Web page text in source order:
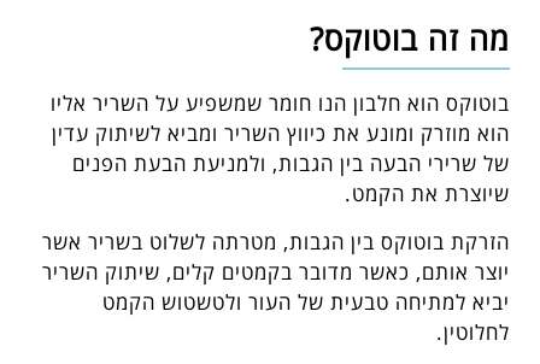
מה זה בוטוקס?
בוטוקס הוא חלבון הנו חומר שמשפיע על השריר אליו
הוא מוזרק ומונע את כיווץ השריר ומביא לשיתוק עדין
של שרירי הבעה בין הגבות, ולמניעת הבעת הפנים
שיוצרת את הקמט.
הזרקת בוטוקס בין הגבות, מטרתה לשלוט בשריר אשר
יוצר אותם, כאשר מדובר בקמטים קלים, שיתוק השריר
יביא למתיחה טבעית של העור ולטשטוש הקמט
לחלוטין.